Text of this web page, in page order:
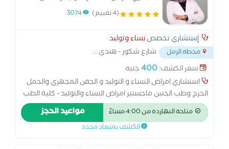
المجهري والحمل الحرج وطب الجنين ماجستير
لندن
(4 تقييم) 3074
إستشاري تخصصنساء وتوليد
محطة الرمل شارع شكور - هندي...
سعر الكشف:400جنيه
استشاري امراض النساء و التوليد و الحقن المجهري والحمل
الحرج وطب الجنين ماجستير امراض النساء والتوليد - كلية الطب
- جامعه الاسكندرية زمالة الكلية الملكية MRCOG - لندن زمالة
الكلية الملكية MRCPI - دبلن
متاحة النهاردة من 4:00 مساءً مواعيد الحجز
الكشف بميعاد محدد